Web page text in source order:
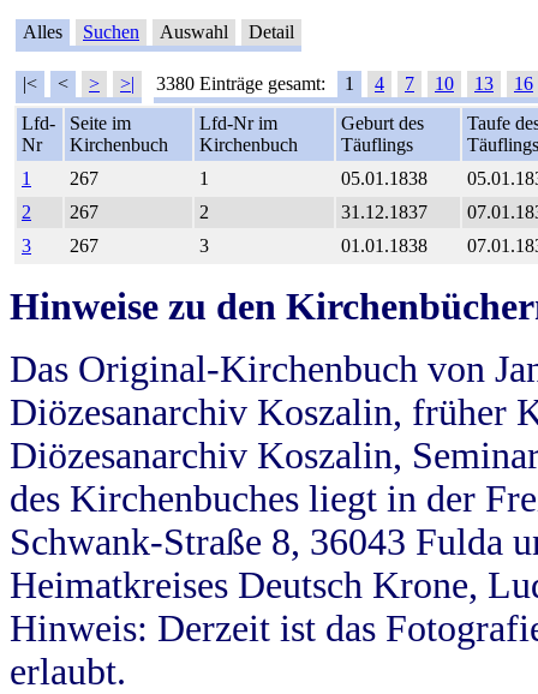
Alles Suchen Auswahl Detail
|< < > >| 3380 Einträge gesamt: 1 4 7 10 13
16
Lfd-
Nr
Seite im
Kirchenbuch
Lfd-Nr im
Kirchenbuch
Geburt des
Täuflings
Taufe
Täuflings
1
267 1 05.01.1838
2
267 2 31.12.1837
3
267 3 01.01.1838
Hinweise zu den
Das Original-Kirchenbuch von
Diözesanarchiv Koszalin, früher
Diözesanarchiv Koszalin,
des Kirchenbuches liegt in der
Schwank-Straße 8, 36043 Fulda
Heimatkreises Deutsch Krone,
Hinweis: Derzeit ist das
erlaubt.